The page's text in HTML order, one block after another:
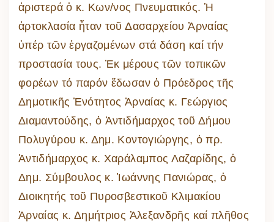
ἀριστερά ὁ κ. Κων/νος Πνευματικός. Ἡ
ἀρτοκλασία ἦταν τοῦ Δασαρχείου Ἀρναίας
ὑπέρ τῶν ἐργαζομένων στά δάση καί τήν
προστασία τους. Ἐκ μέρους τῶν τοπικῶν
φορέων τό παρόν ἔδωσαν ὁ Πρόεδρος τῆς
Δημοτικῆς Ἑνότητος Ἀρναίας κ. Γεώργιος
Διαμαντούδης, ὁ Ἀντιδήμαρχος τοῦ Δήμου
Πολυγύρου κ. Δημ. Κοντογιώργης, ὁ πρ.
Ἀντιδήμαρχος κ. Χαράλαμπος Λαζαρίδης, ὁ
Δημ. Σύμβουλος κ. Ἰωάννης Πανιώρας, ὁ
Διοικητής τοῦ Πυροσβεστικοῦ Κλιμακίου
Ἀρναίας κ. Δημήτριος Ἀλεξανδρῆς καί πλῆθος